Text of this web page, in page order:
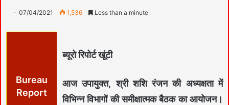
07/04/2021 1,536 Less than a minute
Bureau
Report
ब्यूरो रिपोर्ट खूंटी
आज उपायुक्त, श्री शशि रंजन की अध्यक्षता में
विभिन्न विभागों की समीक्षात्मक बैठक का आयोजन।